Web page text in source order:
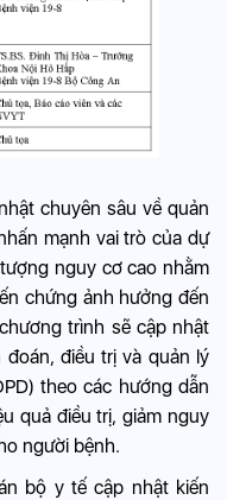
chuyên sâu về quản
mạnh vai trò của dự
nguy cơ cao nhằm
chứng ảnh hưởng đến
trình sẽ cập nhật
điều trị và quản lý
theo các hướng dẫn
quả điều trị, giảm nguy
người bệnh.
bộ y tế cập nhật kiến